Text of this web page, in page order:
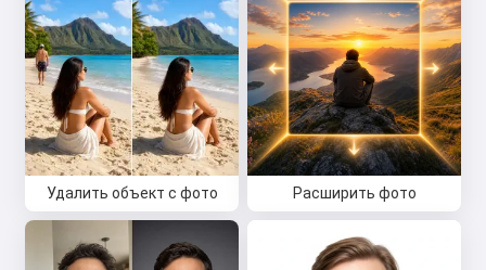
Удалить объект с фото Расширить фото